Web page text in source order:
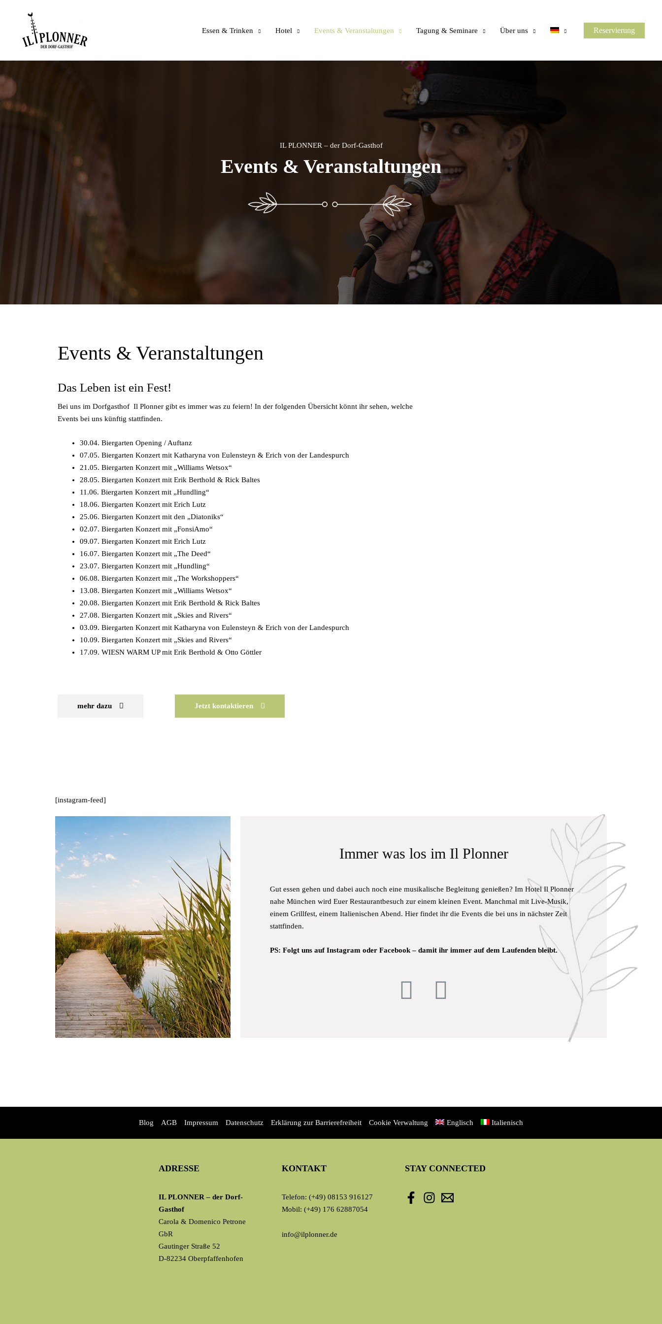
Essen & Trinken Hotel Events & Veranstaltungen Tagung & Seminare Über uns Reservierung
IL PLONNER – der Dorf-Gasthof
Events & Veranstaltungen
Events & Veranstaltungen
Das Leben ist ein Fest!
Bei uns im Dorfgasthof Il Plonner gibt es immer was zu feiern! In der folgenden Übersicht könnt ihr sehen, welche
Events bei uns künftig stattfinden.
30.04. Biergarten Opening / Auftanz
07.05. Biergarten Konzert mit Katharyna von Eulensteyn & Erich von der Landespurch
21.05. Biergarten Konzert mit „Williams Wetsox“
28.05. Biergarten Konzert mit Erik Berthold & Rick Baltes
11.06. Biergarten Konzert mit „Hundling“
18.06. Biergarten Konzert mit Erich Lutz
25.06. Biergarten Konzert mit den „Diatoniks“
02.07. Biergarten Konzert mit „FonsiAmo“
09.07. Biergarten Konzert mit Erich Lutz
16.07. Biergarten Konzert mit „The Deed“
23.07. Biergarten Konzert mit „Hundling“
06.08. Biergarten Konzert mit „The Workshoppers“
13.08. Biergarten Konzert mit „Williams Wetsox“
20.08. Biergarten Konzert mit Erik Berthold & Rick Baltes
27.08. Biergarten Konzert mit „Skies and Rivers“
03.09. Biergarten Konzert mit Katharyna von Eulensteyn & Erich von der Landespurch
10.09. Biergarten Konzert mit „Skies and Rivers“
17.09. WIESN WARM UP mit Erik Berthold & Otto Göttler
mehr dazu Jetzt kontaktieren
[instagram-feed]
Immer was los im Il Plonner
Gut essen gehen und dabei auch noch eine musikalische Begleitung genießen? Im Hotel Il Plonner
nahe München wird Euer Restaurantbesuch zur einem kleinen Event. Manchmal mit Live-Musik,
einem Grillfest, einem Italienischen Abend. Hier findet ihr die Events die bei uns in nächster Zeit
stattfinden.
PS: Folgt uns auf Instagram oder Facebook – damit ihr immer auf dem Laufenden bleibt.
Blog AGB Impressum Datenschutz Erklärung zur Barrierefreiheit Cookie Verwaltung Englisch Italienisch
ADRESSE
IL PLONNER – der Dorf-
Gasthof
Carola & Domenico Petrone
GbR
Gautinger Straße 52
D-82234 Oberpfaffenhofen
KONTAKT
Telefon: (+49) 08153 916127
Mobil: (+49) 176 62887054
info@ilplonner.de
STAY CONNECTED